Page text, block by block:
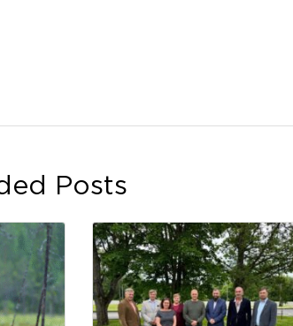
Posts